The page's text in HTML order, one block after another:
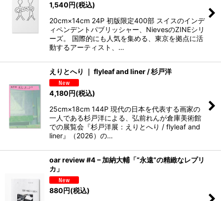
1,540円(税込)
20cm×14cm 24P 初版限定400部 スイスのインデ
ィペンデントパブリッシャー、NievesのZINEシリ
ーズ。 国際的にも人気を集める、東京を拠点に活
動するアーティスト、…
えりとへり ｜ flyleaf and liner / 杉戸洋
4,180円(税込)
25cm×18cm 144P 現代の日本を代表する画家の
一人である杉戸洋による、弘前れんが倉庫美術館
での展覧会『杉戸洋展：えりとへり / flyleaf and
liner』（2026）の…
oar review #4 – 加納大輔「“永遠”の精緻なレプリ
カ」
880円(税込)